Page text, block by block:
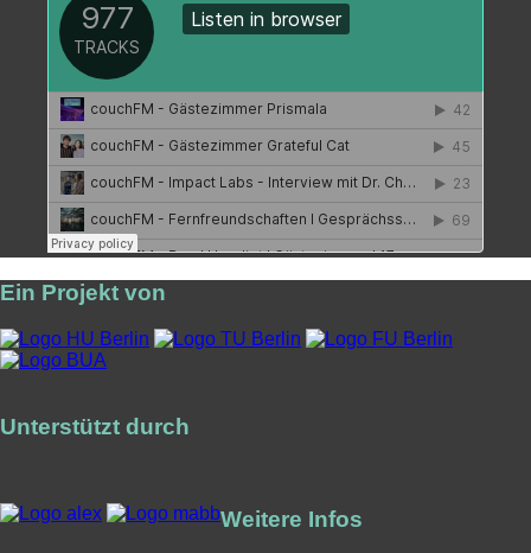
Ein Projekt von
Unterstützt durch
Weitere Infos